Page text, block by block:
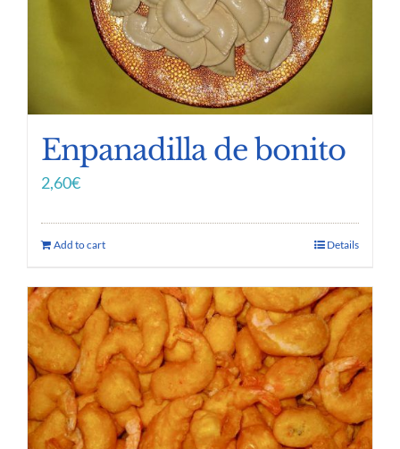
Enpanadilla de bonito
2,60€
Add to cart Details